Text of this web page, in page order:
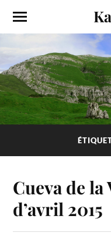
Cueva de
d’avril 2015